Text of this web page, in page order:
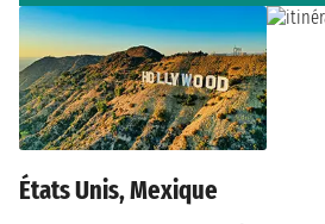
États Unis, Mexique